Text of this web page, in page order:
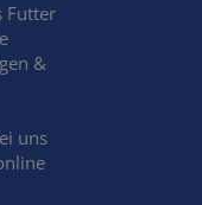
Futter
&
uns